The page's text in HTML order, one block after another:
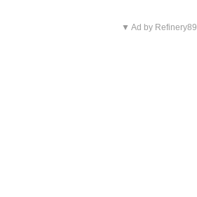
▼ Ad by Refinery89